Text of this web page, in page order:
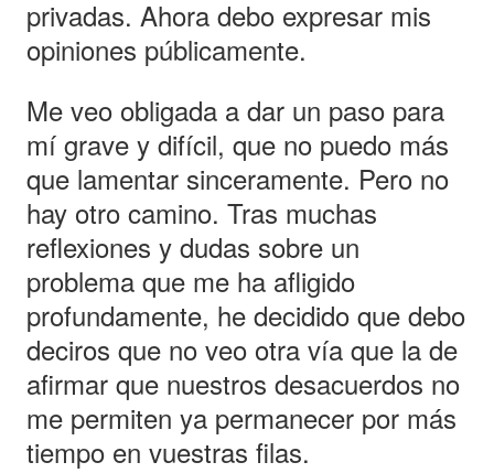
privadas. Ahora debo expresar mis
opiniones públicamente.
Me veo obligada a dar un paso para
mí grave y difícil, que no puedo más
que lamentar sinceramente. Pero no
hay otro camino. Tras muchas
reflexiones y dudas sobre un
problema que me ha afligido
profundamente, he decidido que debo
deciros que no veo otra vía que la de
afirmar que nuestros desacuerdos no
me permiten ya permanecer por más
tiempo en vuestras filas.